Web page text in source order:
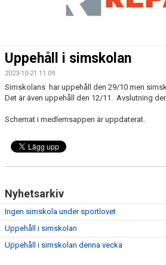
KONTAKT
Uppehåll i simskolan
2023-10-21 11:09
Simskolans har uppehåll den 29/10 men
Det är även uppehåll den 12/11. Avslutning
Schemat i medlemsappen är uppdaterat.
Nyhetsarkiv
Ingen simskola under sportlovet
Uppehåll i simskolan
Uppehåll i simskolan denna vecka